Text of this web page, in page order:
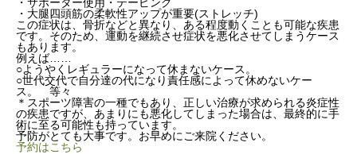
・大腿四頭筋の柔軟性アップが重要(ストレッチ)
この症状は、骨折などと異なり、ある程度動くことも可能な疾患
です。そのため、運動を継続させ症状を悪化させてしまうケース
もあります。
例えば……
○ようやくレギュラーになって休まないケース。
○世代交代で自分達の代になり責任感によって休めないケー
ス。 等々
＊スポーツ障害の一種でもあり、正しい治療が求められる炎症性
の疾患ですが、あまりにも悪化してしまった場合は、最終的に手
術に至る可能性も持っています。
予防がとても大事です。お早めにご来院ください。
予約はこちら